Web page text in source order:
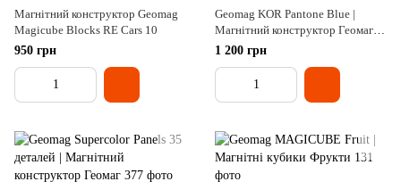
Магнітний конструктор Geomag
Magicube Blocks RE Cars 10
950 грн
Geomag KOR Pantone Blue |
Магнітний конструктор Геомаг
Кор блакитний
1 200 грн